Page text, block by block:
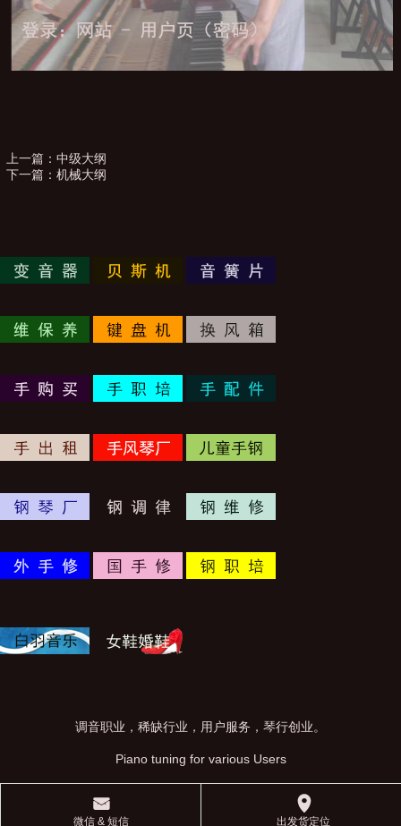
上一篇： 中级大纲
下一篇： 机械大纲
调音职业，稀缺行业，用户服务，琴行创业。
Piano tuning for various Users
󰄸
微信 & 短信
󰅊
出发货定位